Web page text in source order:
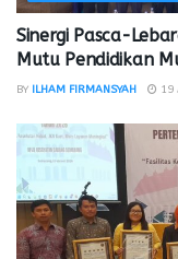
Sinergi Pasca-
Mutu Pendidikan
BY ILHAM FIRMANSYAH 19